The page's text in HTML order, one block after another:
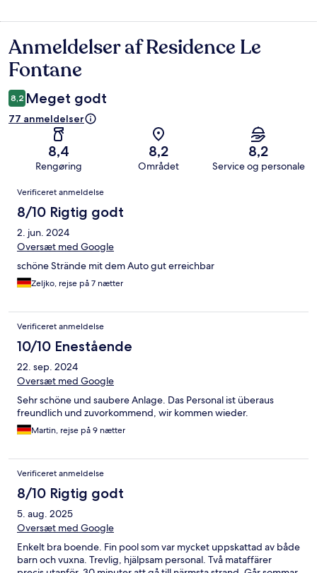
Anmeldelser
Anmeldelser af Residence Le
Fontane
8,2 Meget godt
77 anmeldelser
8,4
Rengøring
8,2
Området
8,2
Service og personale
Anmeldelser
Verificeret anmeldelse
8/10 Rigtig godt
2. jun. 2024
Oversæt med Google
schöne Strände mit dem Auto gut erreichbar
Zeljko, rejse på 7 nætter
Verificeret anmeldelse
10/10 Enestående
22. sep. 2024
Oversæt med Google
Sehr schöne und saubere Anlage. Das Personal ist überaus
freundlich und zuvorkommend, wir kommen wieder.
Martin, rejse på 9 nætter
Verificeret anmeldelse
8/10 Rigtig godt
5. aug. 2025
Oversæt med Google
Enkelt bra boende. Fin pool som var mycket uppskattad av både
barn och vuxna. Trevlig, hjälpsam personal. Två mataffärer